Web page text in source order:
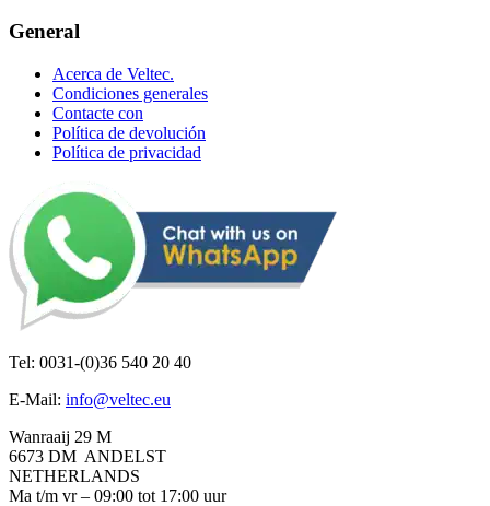
General
Acerca de Veltec.
Condiciones generales
Contacte con
Política de devolución
Política de privacidad
Tel: 0031-(0)36 540 20 40
E-Mail: info@veltec.eu
Wanraaij 29 M
6673 DM ANDELST
NETHERLANDS
Ma t/m vr – 09:00 tot 17:00 uur